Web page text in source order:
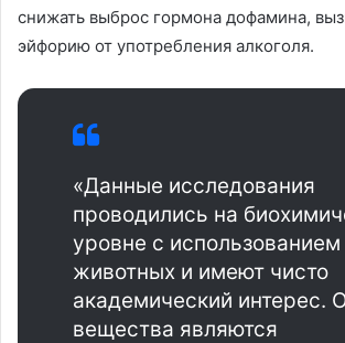
снижать выброс гормона дофамина,
эйфорию от употребления алкоголя.
«Данные исследования
проводились на
уровне с использованием
животных и имеют чисто
академический интерес.
вещества являются